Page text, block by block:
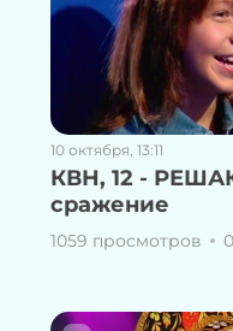
10 октября, 13:11
КВН, 12 -
сражение
1059 просмотров